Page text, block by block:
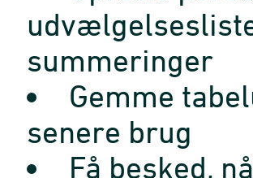
summeringer
Gemme
senere brug
Få besked,